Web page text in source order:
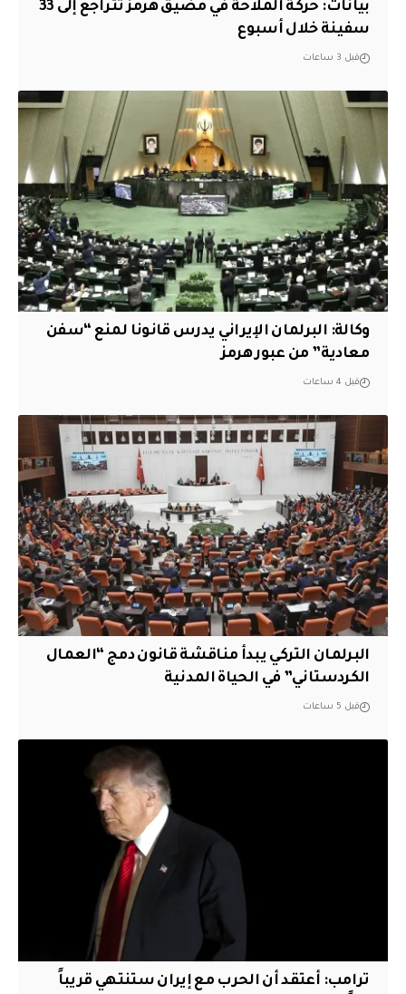
بيانات: حركة الملاحة في مضيق هرمز تتراجع إلى 33
سفينة خلال أسبوع
قبل 3 ساعات
وكالة: البرلمان الإيراني يدرس قانونا لمنع “سفن
معادية” من عبور هرمز
قبل 4 ساعات
البرلمان التركي يبدأ مناقشة قانون دمج “العمال
الكردستاني” في الحياة المدنية
قبل 5 ساعات
‏ترامب: أعتقد أن الحرب مع إيران ستنتهي قريباً